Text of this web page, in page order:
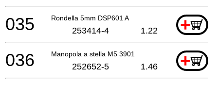
Rondella 5mm DSP601 A +
035 253414-4 1.22
Manopola a stella M5 3901 +
036 252652-5 1.46